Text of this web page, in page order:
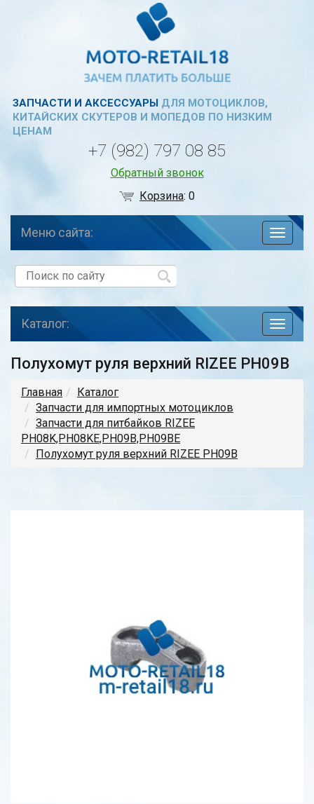
ЗАПЧАСТИ И АКСЕССУАРЫДЛЯ МОТОЦИКЛОВ,
КИТАЙСКИХ СКУТЕРОВ И МОПЕДОВ ПО НИЗКИМ
ЦЕНАМ
+7 (982) 797 08 85
Обратный звонок
Корзина:0
по
Меню сайта:
toggle
Каталог:
Полухомут руля верхний RIZEE PH09B
Главная
Каталог
Запчасти для импортных мотоциклов
Запчасти для питбайков RIZEE
PH08K,PH08KE,PH09B,PH09BE
Полухомут руля верхний RIZEE PH09B